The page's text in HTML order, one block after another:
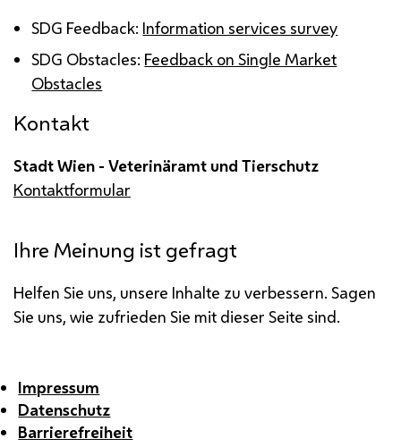
SDG Feedback: Information services survey
SDG Obstacles: Feedback on Single Market
Obstacles
Kontakt
Stadt Wien - Veterinäramt und Tierschutz
Kontaktformular
Ihre Meinung ist gefragt
Helfen Sie uns, unsere Inhalte zu verbessern. Sagen
Sie uns, wie zufrieden Sie mit dieser Seite sind.
Impressum
Datenschutz
Barrierefreiheit